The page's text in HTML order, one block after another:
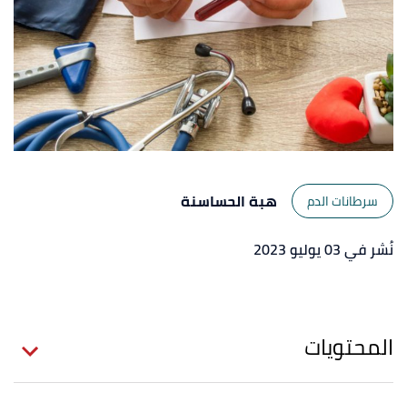
سرطانات الدم
هبة الحساسنة
نُشر في 03 يوليو 2023
المحتويات